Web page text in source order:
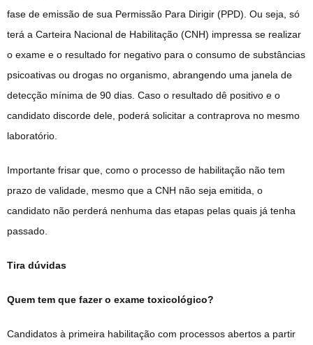
fase de emissão de sua Permissão Para Dirigir (PPD). Ou seja, só
terá a Carteira Nacional de Habilitação (CNH) impressa se realizar
o exame e o resultado for negativo para o consumo de substâncias
psicoativas ou drogas no organismo, abrangendo uma janela de
detecção mínima de 90 dias. Caso o resultado dê positivo e o
candidato discorde dele, poderá solicitar a contraprova no mesmo
laboratório.
Importante frisar que, como o processo de habilitação não tem
prazo de validade, mesmo que a CNH não seja emitida, o
candidato não perderá nenhuma das etapas pelas quais já tenha
passado.
Tira dúvidas
Quem tem que fazer o exame toxicológico?
Candidatos à primeira habilitação com processos abertos a partir